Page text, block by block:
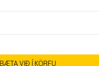
Shower
BÆTA VIÐ Í KÖRFU